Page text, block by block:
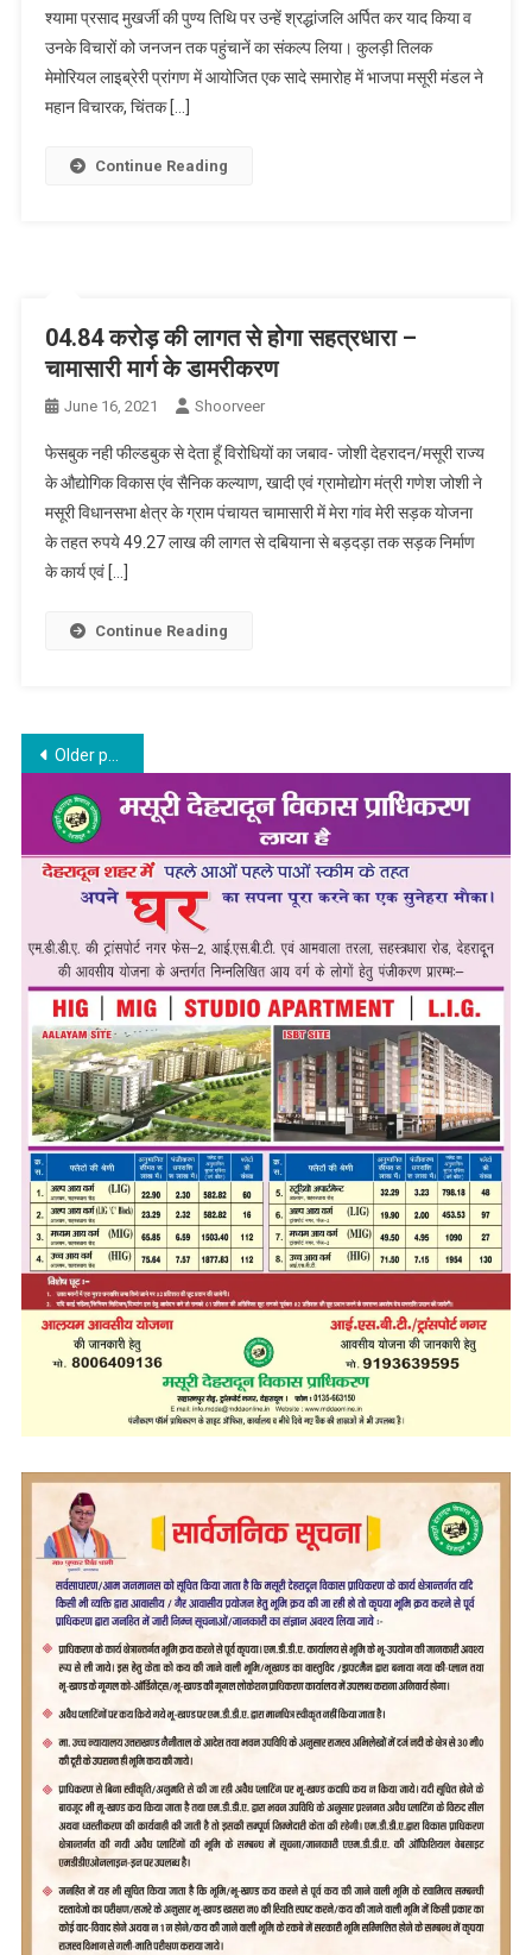
श्यामा प्रसाद मुखर्जी की पुण्य तिथि पर उन्हें श्रद्धांजलि अर्पित कर याद किया व
उनके विचारों को जनजन तक पहुंचानें का संकल्प लिया। कुलड़ी तिलक
मेमोरियल लाइब्रेरी प्रांगण में आयोजित एक सादे समारोह में भाजपा मसूरी मंडल ने
महान विचारक, चिंतक […]
Continue Reading
04.84 करोड़ की लागत से होगा सहत्रधारा –
चामासारी मार्ग के डामरीकरण
June 16, 2021 Shoorveer
फेसबुक नही फील्डबुक से देता हूँ विरोधियों का जबाव- जोशी देहरादन/मसूरी राज्य
के औद्योगिक विकास एंव सैनिक कल्याण, खादी एवं ग्रामोद्योग मंत्री गणेश जोशी ने
मसूरी विधानसभा क्षेत्र के ग्राम पंचायत चामासारी में मेरा गांव मेरी सड़क योजना
के तहत रुपये 49.27 लाख की लागत से दबियाना से बड़दड़ा तक सड़क निर्माण
के कार्य एवं […]
Continue Reading
Posts
navigation
Older posts